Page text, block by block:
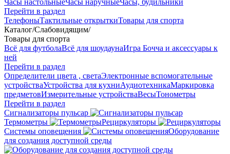
Часы настольныеЧасы наручныеЧасы, будильники
Перейти в раздел
ТелефоныТактильные открыткиТовары для спорта
Каталог/Слабовидящим/
Товары для спорта
Всё для футболаВсё для шоудаунаИгра Бочча и аксессуары к
ней
Перейти в раздел
Определители цвета , светаЭлектронные вспомогательные
устройстваУстройства для кухниАудиотехникаМаркировка
предметовИзмерительные устройстваВесыТонометры
Перейти в раздел
Сигнализаторы пульсар
Термометры
Рециркуляторы
Cистемы оповещения
Оборудование
для создания доступной среды